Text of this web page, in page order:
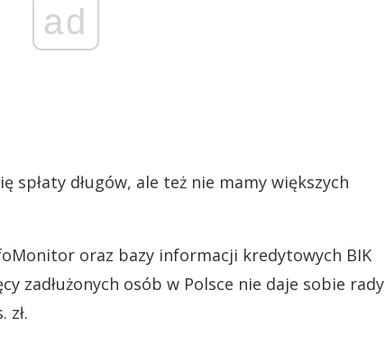
ad
spłaty długów, ale też nie mamy większych
oraz bazy informacji kredytowych BIK
zadłużonych osób w Polsce nie daje sobie
zł.